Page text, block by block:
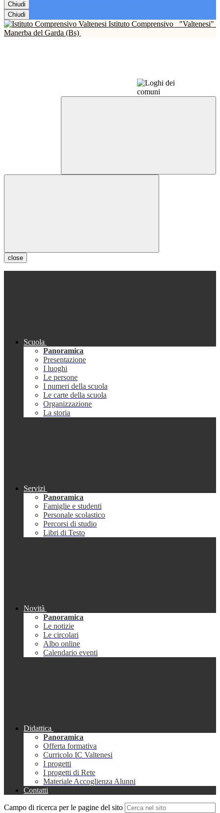
Chiudi
Chiudi
Istituto Comprensivo
"Valtenesi"
Manerba del Garda (Bs)
close
Scuola
Panoramica
Presentazione
I luoghi
Le persone
I numeri della scuola
Le carte della scuola
Organizzazione
La storia
Servizi
Panoramica
Famiglie e studenti
Personale scolastico
Percorsi di studio
Libri di Testo
Novità
Panoramica
Le notizie
Le circolari
Albo online
Calendario eventi
Didattica
Panoramica
Offerta formativa
Curricolo IC Valtenesi
I progetti
I progetti di Rete
Materiale Accoglienza Alunni
Contatti
Campo di ricerca per le pagine del sito